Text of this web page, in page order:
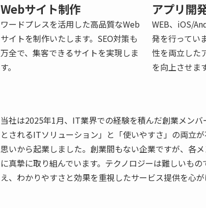
Webサイト制作
ワードプレスを活用した高品質なWeb
サイトを制作いたします。SEO対策も
万全で、集客できるサイトを実現しま
す。
アプリ開
WEB、iOS/
発を行ってい
性を両立した
を向上させます
当社は2025年1月、IT業界での経験を積んだ創業メン
とされるITソリューション」と「使いやすさ」の両立
思いから起業しました。創業間もない企業ですが、各
に真摯に取り組んでいます。テクノロジーは難しいも
え、わかりやすさと効果を重視したサービス提供を心が